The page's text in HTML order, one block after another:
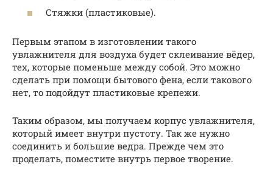
Стяжки (пластиковые).
Первым этапом в изготовлении такого
увлажнителя для воздуха будет склеивание вёдер,
тех, которые поменьше между собой. Это можно
сделать при помощи бытового фена, если такового
нет, то подойдут пластиковые крепежи.
Таким образом, мы получаем корпус увлажнителя,
который имеет внутри пустоту. Так же нужно
соединить и большие ведра. Прежде чем это
проделать, поместите внутрь первое творение.